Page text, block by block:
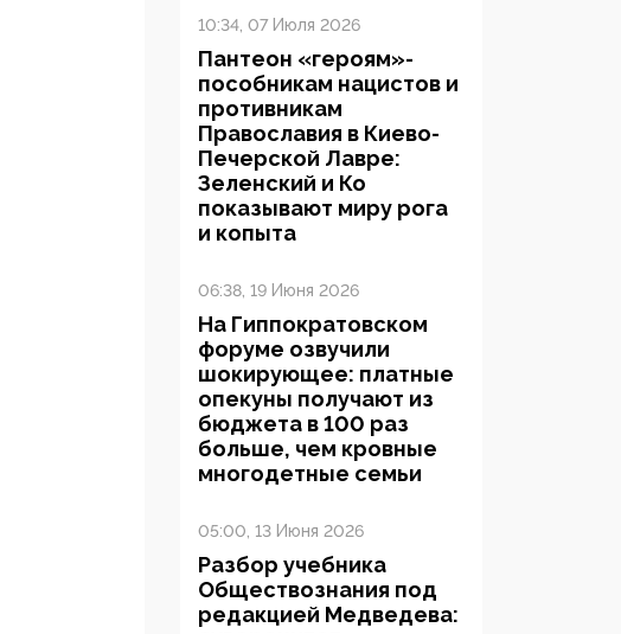
10:34, 07 Июля 2026
Пантеон «героям»-
пособникам нацистов и
противникам
Православия в Киево-
Печерской Лавре:
Зеленский и Ко
показывают миру рога
и копыта
06:38, 19 Июня 2026
На Гиппократовском
форуме озвучили
шокирующее: платные
опекуны получают из
бюджета в 100 раз
больше, чем кровные
многодетные семьи
05:00, 13 Июня 2026
Разбор учебника
Обществознания под
редакцией Медведева: